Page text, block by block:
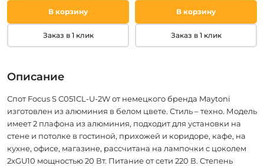
В корзину
Заказ в 1 клик
В корзину
Заказ в 1 клик
Описание
Спот Focus S C051CL-U-2W от немецкого бренда Maytoni
изготовлен из алюминия в белом цвете. Стиль – техно. Модель
имеет 2 плафона из алюминия, подходит для установки на
стене и потолке в гостиной, прихожей и коридоре, кафе, на
кухне, офисе, магазине, рассчитана на лампочки с цоколем
2xGU10 мощностью 20 Вт. Питание от сети 220 В. Степень